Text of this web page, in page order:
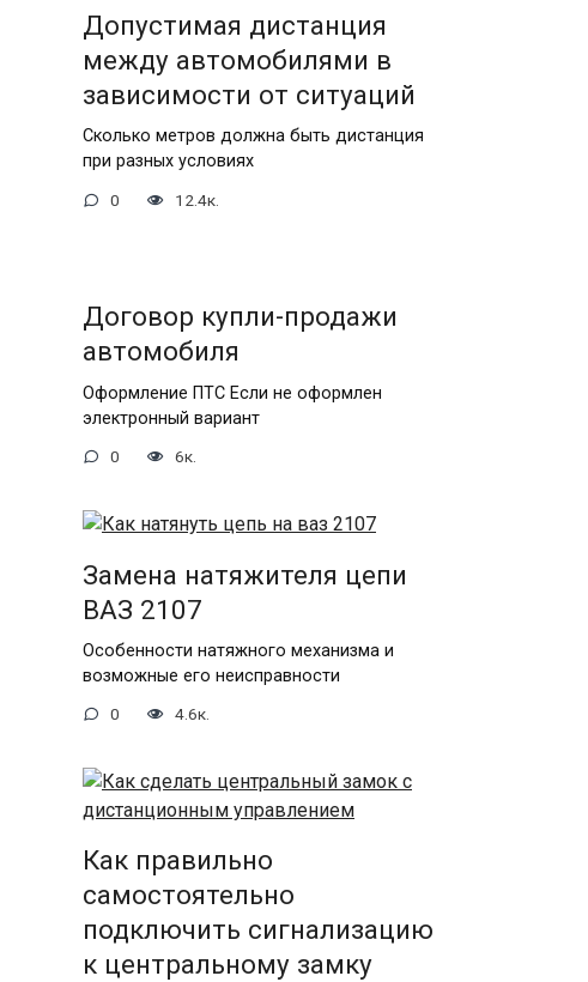
Допустимая дистанция
между автомобилями в
зависимости от ситуаций
Сколько метров должна быть дистанция
при разных условиях
0 12.4к.
Договор купли-продажи
автомобиля
Оформление ПТС Если не оформлен
электронный вариант
0 6к.
Замена натяжителя цепи
ВАЗ 2107
Особенности натяжного механизма и
возможные его неисправности
0 4.6к.
Как правильно
самостоятельно
подключить сигнализацию
к центральному замку